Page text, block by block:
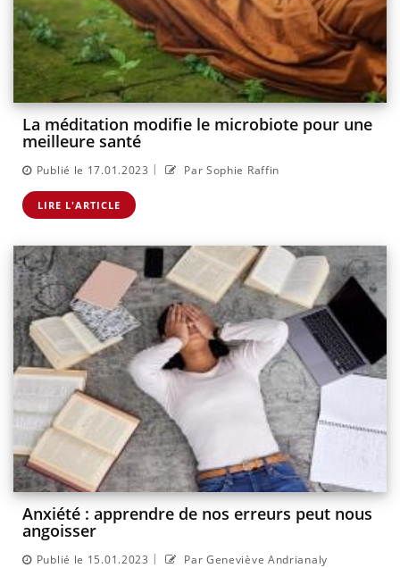
La méditation modifie le microbiote pour une
meilleure santé
Publié le 17.01.2023 | Par Sophie Raffin
LIRE L'ARTICLE
Anxiété : apprendre de nos erreurs peut nous
angoisser
Publié le 15.01.2023 | Par Geneviève Andrianaly